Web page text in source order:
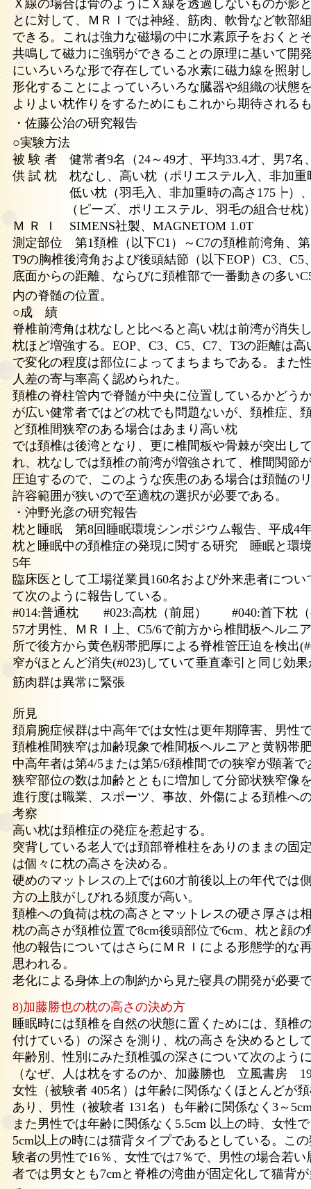
Ｘ線の場合は骨のようにＸ線を透過しないものが影
とに対して、ＭＲＩでは神経、筋肉、軟骨など軟部
できる。これは強力な磁場の中に水素原子をおくと
共鳴して磁力に強弱ができることの原理に基いて開
にいろいろな形で存在している水素に磁力線を照射
形化することによっていろいろな臓器や組織の状態
よりよい枕作りをするためにもこれから期待される
・佐藤公治の研究報告
○実験方法
被 験 者 健常者9名（24～49才、平均33.4才、男7名
供 試 枕 枕なし、高い枕（ポリエステル入、非加
低い枕（羽毛入、非加重時の高さ175┝）、
（ピーズ、ポリエステル、羽毛の組合せ枕
Ｍ Ｒ Ｉ SIMENS社製、MAGNETOM 1.0T
測定部位 第1頚椎（以下C1）～C7の頚椎前湾角、
T9の胸椎後湾角および後頭結節（以下EOP）C3、C5
底面からの距離、ならびに頚椎部で一番動きの多い
内の脊髄の位置。
○成 績
脊椎前湾角は枕なしと比べると高い枕は前湾が消失
枕ほど増強する。EOP、C3、C5、C7、T3の距離は
で変化の程度は部位によってまちまちである。また
人差の寄与率高く認められた。
頚椎の脊柱管内で脊髄が中央に位置しているかどう
が広い健常者ではどの枕でも問題ないが、頚椎症、
ど頚椎間狭窄のある場合はあまり高い枕
では頚椎は後湾となり、更に椎間板や骨棘が突出し
れ、枕なしでは頚椎の前湾が増強されて、椎間関節
圧迫するので、このような疾患のある場合は頚髄の
許容範囲が狭いので至適枕の選択が必要である。
・沖野光彦の研究報告
枕と睡眠 第8回睡眠環境シンポジウム報告、平成4
枕と睡眠中の頚椎症の発現に関する研究 睡眠と環
5年
臨床医として工場従業員160名および外来患者につ
て次のように報告している。
#014:普通枕 #023:高枕（前屈） #040:首下枕（
57才男性、ＭＲＩ上、C5/6で前方から椎間板ヘルニ
所で後方から黄色靱帯肥厚による脊椎管圧迫を検出
窄がほとんど消失(#023)していて垂直牽引と同じ効
筋肉群は異常に緊張
所見
頚肩腕症候群は中高年では女性は更年期障害、男性
頚椎椎間狭窄は加齢現象で椎間板ヘルニアと黄靱帯
中高年者は第4/5または第5/6頚椎間での狭窄が顕著で
狭窄部位の数は加齢とともに増加して分節状狭窄像
進行度は職業、スポーツ、事故、外傷による頚椎へ
考察
高い枕は頚椎症の発症を惹起する。
突背している老人では頚部脊椎柱をありのままの固
は個々に枕の高さを決める。
硬めのマットレスの上では60才前後以上の年代では
方の上肢がしびれる頻度が高い。
頚椎への負荷は枕の高さとマットレスの硬さ厚さは
枕の高さが頚椎位置で8cm後頭部位で6cm、枕と顔
他の報告についてはさらにＭＲＩによる形態学的な
思われる。
老化による身体上の制約から見た寝具の開発が必要
8)加藤勝也の枕の高さの決め方
睡眠時には頚椎を自然の状態に置くためには、頚椎
付けている）の深さを測り、枕の高さを決めるとし
年齢別、性別にみた頚椎弧の深さについて次のよう
（なぜ、人は枕をするのか、加藤勝也 立風書房
女性（被験者 405名）は年齢に関係なくほとんどが
あり、男性（被験者 131名）も年齢に関係なく3～
また男性では年齢に関係なく5.5cm 以上の時、女性
5cm以上の時には猫背タイプであるとしている。こ
験者の男性で16％、女性では7％で、男性の場合若
者では男女とも7cmと脊椎の湾曲が固定化して猫背